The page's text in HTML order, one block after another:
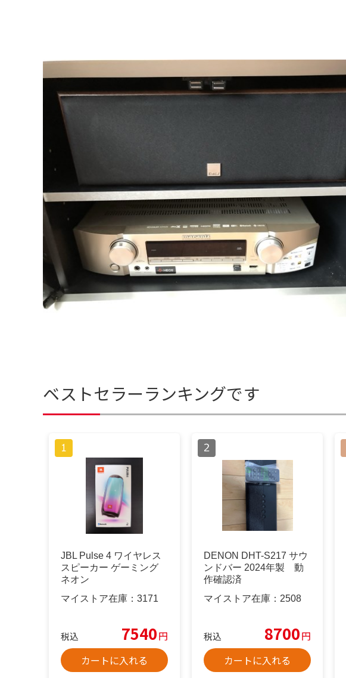
ベストセラーランキングです
JBL Pulse 4 ワイヤレス
スピーカー ゲーミング
ネオン
マイストア在庫： 3171
税込 7540円
カートに入れる
DENON DHT-S217 サウ
ンドバー 2024年製 動
作確認済
マイストア在庫： 2508
税込 8700円
カートに入れる